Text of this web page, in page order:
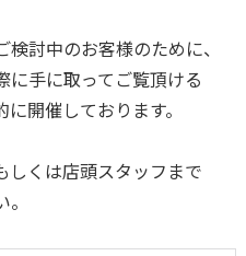
討中のお客様のために、
に手に取ってご覧頂ける
に開催しております。
しくは店頭スタッフまで